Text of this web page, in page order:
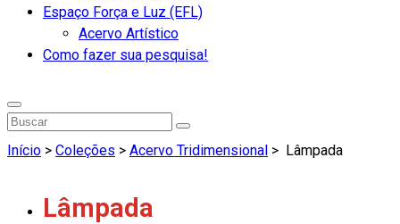
Espaço Força e Luz (EFL)
Acervo Artístico
Como fazer sua pesquisa!
Início > Coleções > Acervo Tridimensional > Lâmpada
Lâmpada